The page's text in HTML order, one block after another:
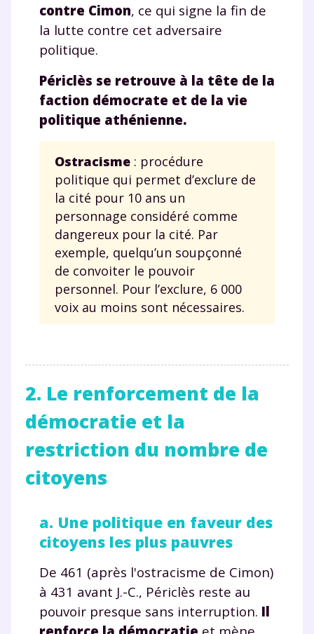
contre Cimon, ce qui signe la fin de
la lutte contre cet adversaire
politique.
Périclès se retrouve à la tête de la
faction démocrate et de la vie
politique athénienne.
Ostracisme : procédure
politique qui permet d’exclure de
la cité pour 10 ans un
personnage considéré comme
dangereux pour la cité. Par
exemple, quelqu’un soupçonné
de convoiter le pouvoir
personnel. Pour l’exclure, 6 000
voix au moins sont nécessaires.
2. Le renforcement de la
démocratie et la
restriction du nombre de
citoyens
a. Une politique en faveur des
citoyens les plus pauvres
De 461 (après l'ostracisme de Cimon)
à 431 avant J.-C., Périclès reste au
pouvoir presque sans interruption. Il